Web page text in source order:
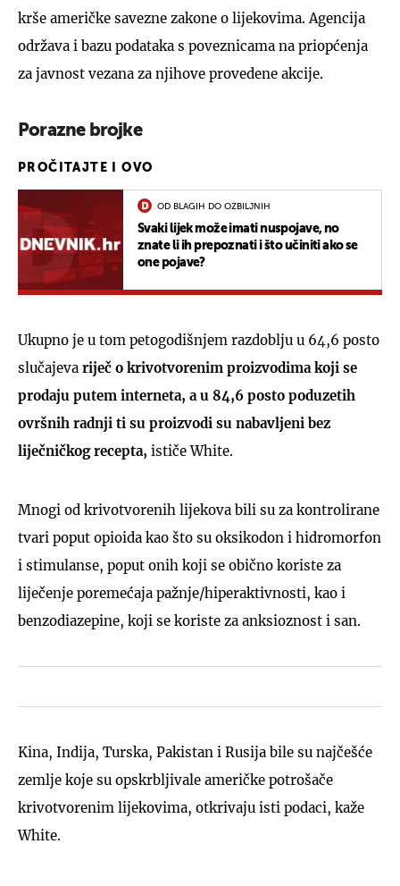
krše američke savezne zakone o lijekovima. Agencija
održava i bazu podataka s poveznicama na priopćenja
za javnost vezana za njihove provedene akcije.
Porazne brojke
PROČITAJTE I OVO
OD BLAGIH DO OZBILJNIH
Svaki lijek može imati nuspojave, no
znate li ih prepoznati i što učiniti ako se
one pojave?
Ukupno je u tom petogodišnjem razdoblju u 64,6 posto
slučajeva riječ o krivotvorenim proizvodima koji se
prodaju putem interneta, a u 84,6 posto poduzetih
ovršnih radnji ti su proizvodi su nabavljeni bez
liječničkog recepta, ističe White.
Mnogi od krivotvorenih lijekova bili su za kontrolirane
tvari poput opioida kao što su oksikodon i hidromorfon
i stimulanse, poput onih koji se obično koriste za
liječenje poremećaja pažnje/hiperaktivnosti, kao i
benzodiazepine, koji se koriste za anksioznost i san.
Kina, Indija, Turska, Pakistan i Rusija bile su najčešće
zemlje koje su opskrbljivale američke potrošače
krivotvorenim lijekovima, otkrivaju isti podaci, kaže
White.